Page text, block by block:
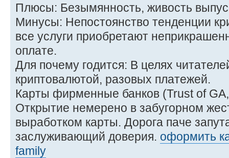
Плюсы: Безымянность, живость
Минусы: Непостоянство тенденции
все услуги приобретают
оплате.
Для почему годится: В целях
криптовалютой, разовых платежей.
Карты фирменные банков (Trust of
Открытие немерено в забугорном
выработком карты. Дорога паче
заслуживающий доверия. оформить
family